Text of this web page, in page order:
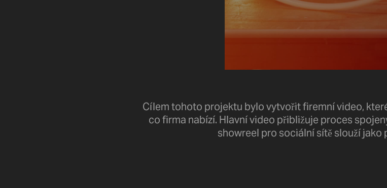
Cílem tohoto projektu bylo vytvořit firemní video,
co firma nabízí. Hlavní video přibližuje proces
showreel pro sociální sítě slouží